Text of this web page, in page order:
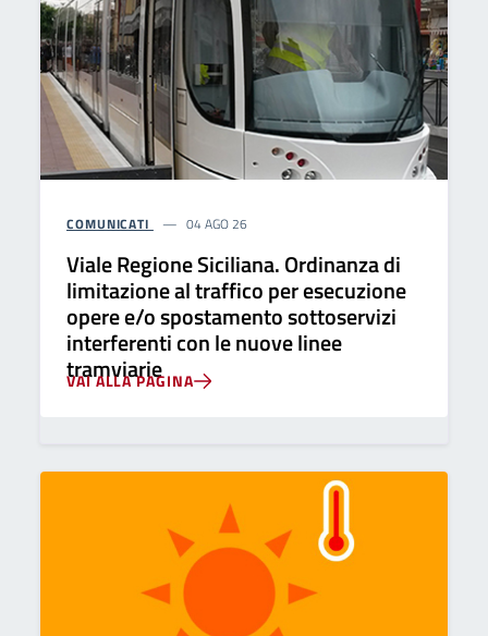
COMUNICATI 04 AGO 26
Viale Regione Siciliana. Ordinanza di
limitazione al traffico per esecuzione
opere e/o spostamento sottoservizi
interferenti con le nuove linee
tramviarie
VAI ALLA PAGINA